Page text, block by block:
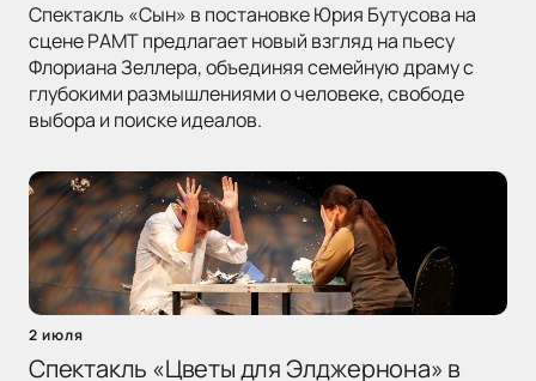
Спектакль «Сын» в постановке Юрия Бутусова на
сцене РАМТ предлагает новый взгляд на пьесу
Флориана Зеллера, объединяя семейную драму с
глубокими размышлениями о человеке, свободе
выбора и поиске идеалов.
2 июля
Спектакль «Цветы для Элджернона» в